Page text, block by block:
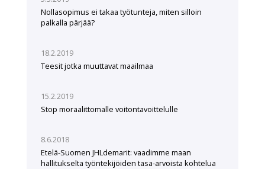
Nollasopimus ei takaa työtunteja, miten silloin
palkalla pärjää?
18.2.2019
Teesit jotka muuttavat maailmaa
15.2.2019
Stop moraalittomalle voitontavoittelulle
8.6.2018
Etelä-Suomen JHLdemarit: vaadimme maan
hallitukselta työntekijöiden tasa-arvoista kohtelua